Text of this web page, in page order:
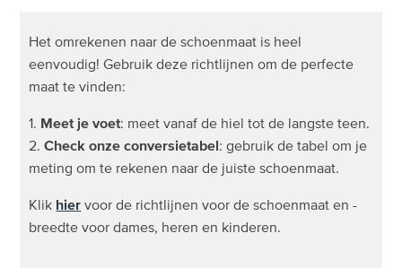
Hoe kies ik de juiste maat sportbeha?
Hoe kies ik de juiste kledingmaat?
Hoe vind ik de juiste schoenmaat?
Het omrekenen naar de schoenmaat is heel
eenvoudig! Gebruik deze richtlijnen om de perfecte
maat te vinden:
1. Meet je voet: meet vanaf de hiel tot de langste teen.
2.Check onze conversietabel: gebruik de tabel om je
meting om te rekenen naar de juiste schoenmaat.
Klik hier voor de richtlijnen voor de schoenmaat en -
breedte voor dames, heren en kinderen.